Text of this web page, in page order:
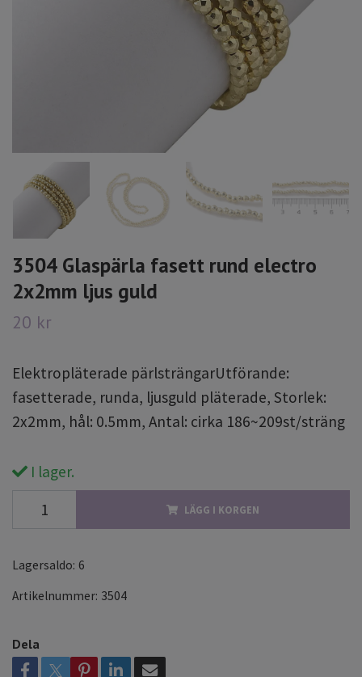
3504 Glaspärla fasett rund electro
2x2mm ljus guld
20 kr
Elektropläterade pärlsträngarUtförande:
fasetterade, runda, ljusguld pläterade, Storlek:
2x2mm, hål: 0.5mm, Antal: cirka 186~209st/sträng
I lager.
LÄGG I KORGEN
Lagersaldo: 6
Artikelnummer: 3504
Dela